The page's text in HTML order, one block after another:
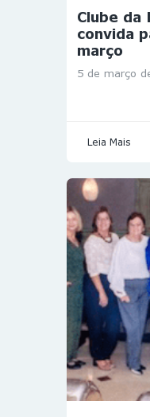
Clube da
convida
março
5 de março
Leia Mais